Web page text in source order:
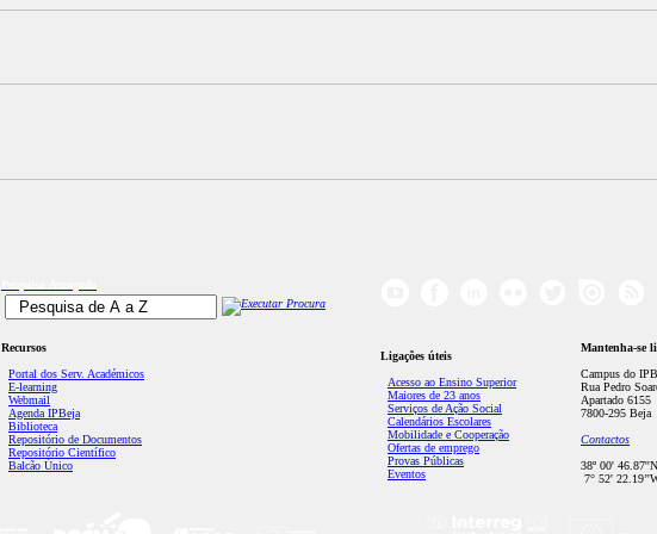
Recursos
Portal dos Serv. Académicos
E-learning
Webmail
Agenda IPBeja
Biblioteca
Repositório de Documentos
Repositório Científico
Balcão Único
Ligações úteis
Acesso ao Ensino Superior
Maiores de 23 anos
Serviços de Ação Social
Calendários Escolares
Mobilidade e Cooperação
Ofertas de emprego
Provas Públicas
Eventos
Mantenha-se
Campus do
Rua Pedro
Apartado 6155
7800-295 Beja
Contactos
38º 00' 46.87''N
7° 52'